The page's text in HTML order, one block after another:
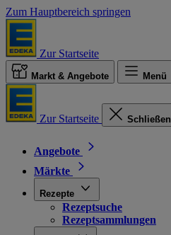
Zum Hauptbereich springen
Zur Startseite
Markt & Angebote Menü
Zur Startseite Schließen
Angebote
Märkte
Rezepte
Rezeptsuche
Rezeptsammlungen